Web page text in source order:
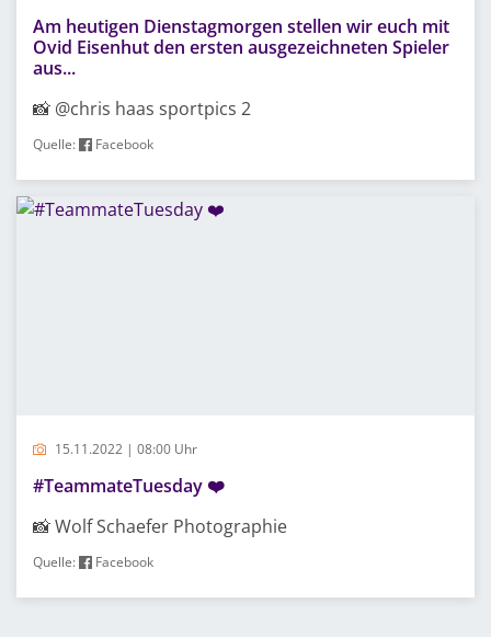
Am heutigen Dienstagmorgen stellen wir euch mit
Ovid Eisenhut den ersten ausgezeichneten Spieler
aus...
📸 @chris haas sportpics 2
Quelle: Facebook
15.11.2022 | 08:00 Uhr
#TeammateTuesday ❤️
📸 Wolf Schaefer Photographie
Quelle: Facebook